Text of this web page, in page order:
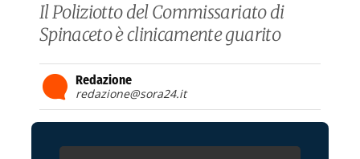
Il Poliziotto del Commissariato di
Spinaceto è clinicamente guarito
Redazione
redazione@sora24.it